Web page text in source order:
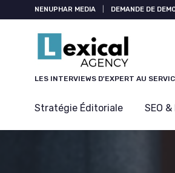
NENUPHAR MEDIA DEMANDE DE
LES INTERVIEWS D'EXPERT AU
Stratégie Éditoriale SEO
Panneau de gestion des cookies